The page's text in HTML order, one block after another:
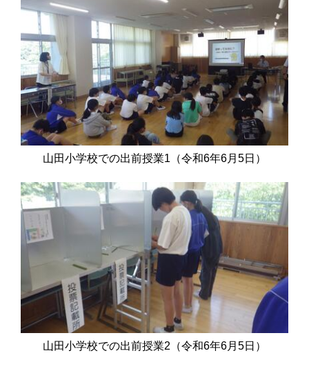
山田小学校での出前授業1（令和6年6月5日）
山田小学校での出前授業2（令和6年6月5日）